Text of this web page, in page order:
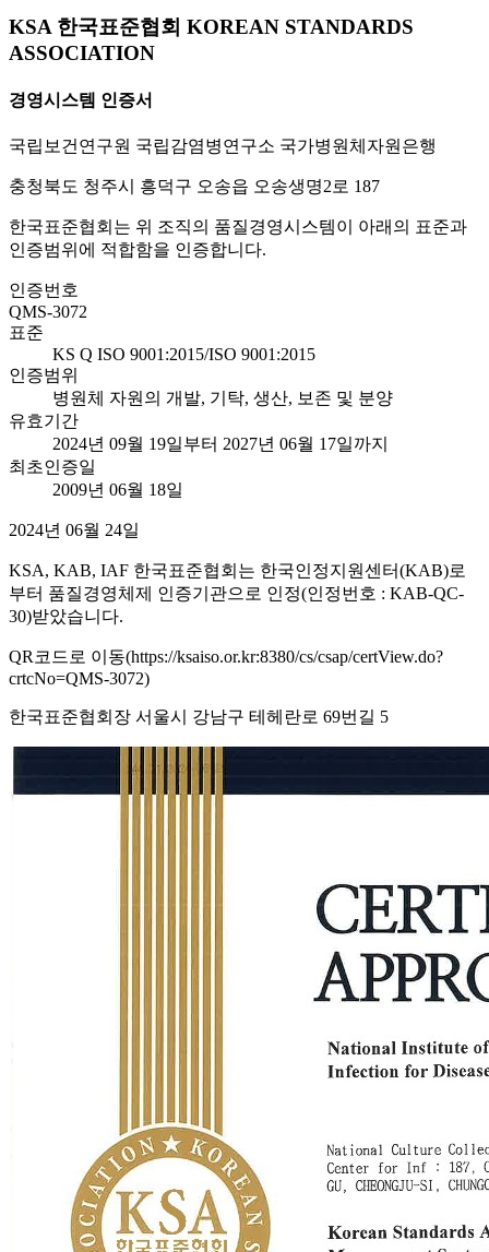
KSA 한국표준협회 KOREAN STANDARDS
ASSOCIATION
경영시스템 인증서
국립보건연구원 국립감염병연구소 국가병원체자원은행
충청북도 청주시 흥덕구 오송읍 오송생명2로 187
한국표준협회는 위 조직의 품질경영시스템이 아래의 표준과
인증범위에 적합함을 인증합니다.
인증번호
QMS-3072
표준
KS Q ISO 9001:2015/ISO 9001:2015
인증범위
병원체 자원의 개발, 기탁, 생산, 보존 및 분양
유효기간
2024년 09월 19일부터 2027년 06월 17일까지
최초인증일
2009년 06월 18일
2024년 06월 24일
KSA, KAB, IAF 한국표준협회는 한국인정지원센터(KAB)로
부터 품질경영체제 인증기관으로 인정(인정번호 : KAB-QC-
30)받았습니다.
QR코드로 이동(https://ksaiso.or.kr:8380/cs/csap/certView.do?
crtcNo=QMS-3072)
한국표준협회장 서울시 강남구 테헤란로 69번길 5